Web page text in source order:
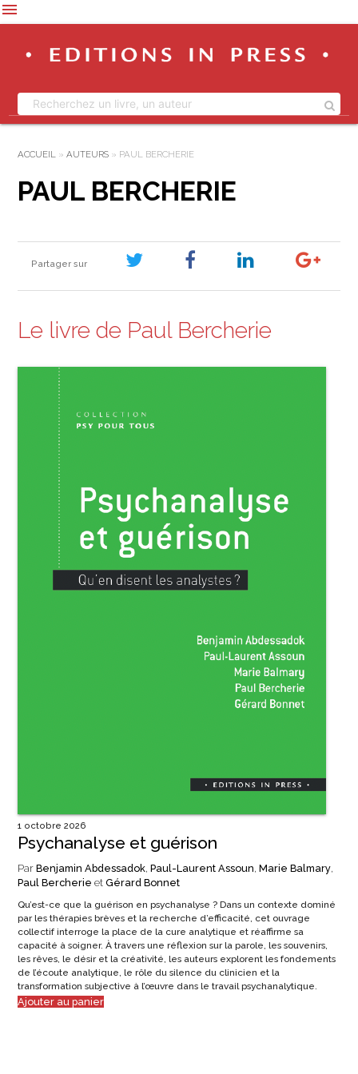
menu
ACCUEIL » AUTEURS» PAUL BERCHERIE
PAUL BERCHERIE
Partager sur
Le livre de Paul Bercherie
1 octobre 2026
Psychanalyse et guérison
Par Benjamin Abdessadok, Paul-Laurent Assoun, Marie Balmary,
Paul Bercherie et Gérard Bonnet
Qu’est-ce que la guérison en psychanalyse ? Dans un contexte dominé
par les thérapies brèves et la recherche d’efficacité, cet ouvrage
collectif interroge la place de la cure analytique et réaffirme sa
capacité à soigner. À travers une réflexion sur la parole, les souvenirs,
les rêves, le désir et la créativité, les auteurs explorent les fondements
de l’écoute analytique, le rôle du silence du clinicien et la
transformation subjective à l’œuvre dans le travail psychanalytique.
Ajouter au panier